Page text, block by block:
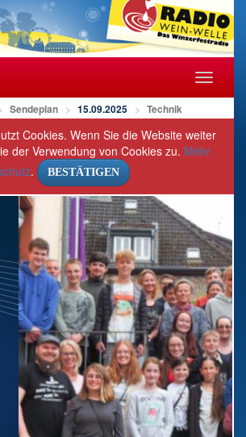
öffnen/
Sendeplan 15.09.2025 Technik
Cookies. Wenn Sie die Website weiter
der Verwendung von Cookies zu. Mehr
. BESTÄTIGEN